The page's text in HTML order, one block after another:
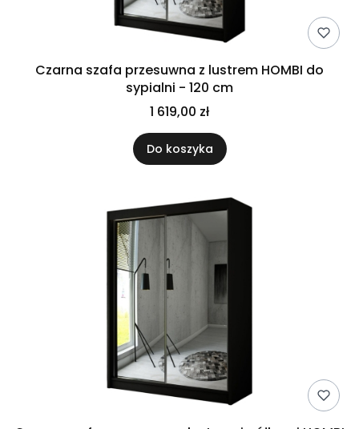
Czarna szafa przesuwna z lustrem HOMBI do
sypialni - 120 cm
1 619,00 zł
Do koszyka